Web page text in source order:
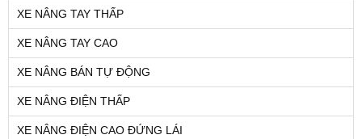
XE NÂNG TAY THẤP
XE NÂNG TAY CAO
XE NÂNG BÁN TỰ ĐỘNG
XE NÂNG ĐIỆN THẤP
XE NÂNG ĐIỆN CAO ĐỨNG LÁI